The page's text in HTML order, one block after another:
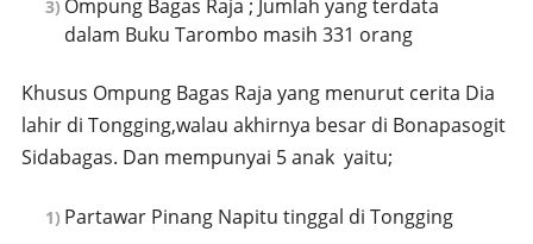
Ompung Bagas Raja ; Jumlah yang terdata
dalam Buku Tarombo masih 331 orang
Khusus Ompung Bagas Raja yang menurut cerita Dia
lahir di Tongging,walau akhirnya besar di Bonapasogit
Sidabagas. Dan mempunyai 5 anak yaitu;
Partawar Pinang Napitu tinggal di Tongging